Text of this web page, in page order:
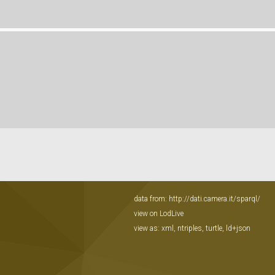
data from: http://dati.camera.it/sparql/
view on LodLive
view as: xml , ntriples, turtle, ld+json